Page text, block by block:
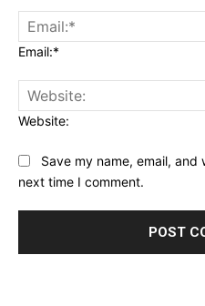
Email:*
Website:
Save my name, email,
next time I comment.